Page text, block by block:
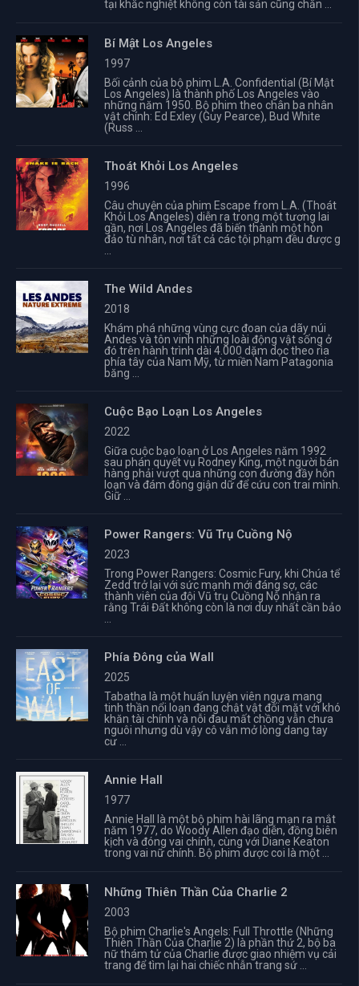
tại khắc nghiệt không còn tài sản cũng chẳn ...
Bí Mật Los Angeles
1997
Bối cảnh của bộ phim L.A. Confidential (Bí Mật
Los Angeles) là thành phố Los Angeles vào
những năm 1950. Bộ phim theo chân ba nhân
vật chính: Ed Exley (Guy Pearce), Bud White
(Russ ...
Thoát Khỏi Los Angeles
1996
Câu chuyện của phim Escape from L.A. (Thoát
Khỏi Los Angeles) diễn ra trong một tương lai
gần, nơi Los Angeles đã biến thành một hòn
đảo tù nhân, nơi tất cả các tội phạm đều được g
The Wild Andes
2018
Khám phá những vùng cực đoan của dãy núi
Andes và tôn vinh những loài động vật sống ở
đó trên hành trình dài 4.000 dặm dọc theo rìa
phía tây của Nam Mỹ, từ miền Nam Patagonia
băng ...
Cuộc Bạo Loạn Los Angeles
2022
Giữa cuộc bạo loạn ở Los Angeles năm 1992
sau phán quyết vụ Rodney King, một người bán
hàng phải vượt qua những con đường đầy hỗn
loạn và đám đông giận dữ để cứu con trai mình.
Giữ ...
Power Rangers: Vũ Trụ Cuồng Nộ
2023
Trong Power Rangers: Cosmic Fury, khi Chúa tể
Zedd trở lại với sức mạnh mới đáng sợ, các
thành viên của đội Vũ trụ Cuồng Nộ nhận ra
rằng Trái Đất không còn là nơi duy nhất cần bảo
Phía Đông của Wall
2025
Tabatha là một huấn luyện viên ngựa mang
tinh thần nổi loạn đang chật vật đối mặt với khó
khăn tài chính và nỗi đau mất chồng vẫn chưa
nguôi nhưng dù vậy cô vẫn mở lòng dang tay
cư ...
Annie Hall
1977
Annie Hall là một bộ phim hài lãng mạn ra mắt
năm 1977, do Woody Allen đạo diễn, đồng biên
kịch và đóng vai chính, cùng với Diane Keaton
trong vai nữ chính. Bộ phim được coi là một ...
Những Thiên Thần Của Charlie 2
2003
Bộ phim Charlie's Angels: Full Throttle (Những
Thiên Thần Của Charlie 2) là phần thứ 2, bộ ba
nữ thám tử của Charlie được giao nhiệm vụ cải
trang để tìm lại hai chiếc nhẫn trang sứ ...